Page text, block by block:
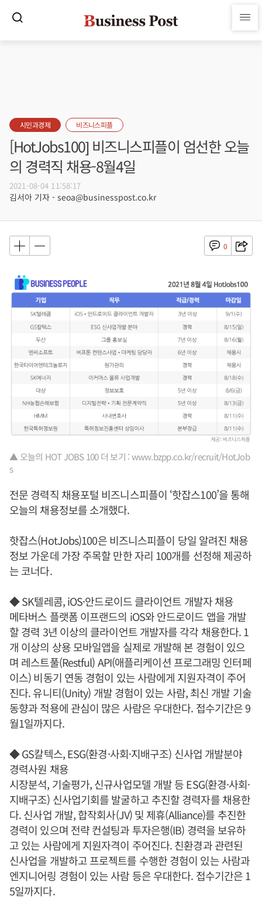
시민과경제 비즈니스피플
[HotJobs100] 비즈니스피플이 엄선한 오늘
의 경력직 채용-8월4일
2021-08-04 11:58:17
김서아 기자 - seoa@businesspost.co.kr
0
▲ 오늘의 HOT JOBS 100 더 보기 : www.bzpp.co.kr/recruit/HotJob
s
전문 경력직 채용포털 비즈니스피플이 ‘핫잡스100’을 통해
오늘의 채용정보를 소개했다.
핫잡스(HotJobs)100은 비즈니스피플이 당일 알려진 채용
정보 가운데 가장 주목할 만한 자리 100개를 선정해 제공하
는 코너다.
◆ SK텔레콤, iOS·안드로이드 클라이언트 개발자 채용
메타버스 플랫폼 이프랜드의 iOS와 안드로이드 앱을 개발
할 경력 3년 이상의 클라이언트 개발자를 각각 채용한다. 1
개 이상의 상용 모바일앱을 실제로 개발해 본 경험이 있으
며 레스트풀(Restful) API(애플리케이션 프로그래밍 인터페
이스) 비동기 연동 경험이 있는 사람에게 지원자격이 주어
진다. 유니티(Unity) 개발 경험이 있는 사람, 최신 개발 기술
동향과 적용에 관심이 많은 사람은 우대한다. 접수기간은 9
월1일까지다.
◆ GS칼텍스, ESG(환경·사회·지배구조) 신사업 개발분야
경력사원 채용
시장분석, 기술평가, 신규사업모델 개발 등 ESG(환경·사회·
지배구조) 신사업기회를 발굴하고 추진할 경력자를 채용한
다. 신사업 개발, 합작회사(JV) 및 제휴(Alliance)를 추진한
경력이 있으며 전략 컨설팅과 투자은행(IB) 경력을 보유하
고 있는 사람에게 지원자격이 주어진다. 친환경과 관련된
신사업을 개발하고 프로젝트를 수행한 경험이 있는 사람과
엔지니어링 경험이 있는 사람 등은 우대한다. 접수기간은 1
5일까지다.